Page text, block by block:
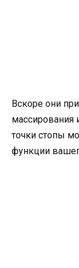
Вскоре они
массирования
точки стопы
функции